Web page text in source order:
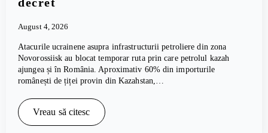
August 4, 2026
Atacurile ucrainene asupra infrastructurii petroliere din zona
Novorossiisk au blocat temporar ruta prin care petrolul kazah
ajungea și în România. Aproximativ 60% din importurile
românești de țiței provin din Kazahstan,…
Vreau să citesc